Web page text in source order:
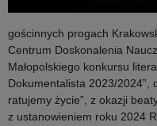
gościnnych progach
Centrum Doskonalenia
Małopolskiego konkursu
Dokumentalista 2023/2024”,
ratujemy życie”, z okazji
z ustanowieniem roku 2024
2023/